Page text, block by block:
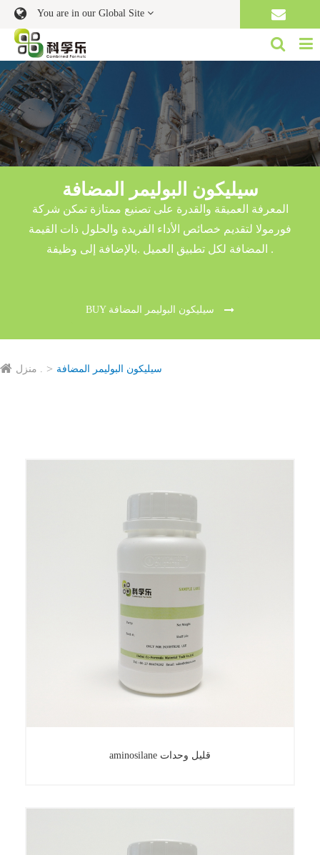
You are in our Global Site
سيليكون البوليمر المضافة
المعرفة العميقة والقدرة على تصنيع ممتازة تمكن شركة
فورمولا لتقديم خصائص الأداء الفريدة والحلول ذات القيمة
المضافة لكل تطبيق العميل .بالإضافة إلى وظيفة .
منزل . سيليكون البوليمر المضافة
aminosilane قليل وحدات